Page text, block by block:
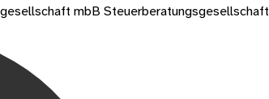
mbB Steuerberatungsgesellschaft